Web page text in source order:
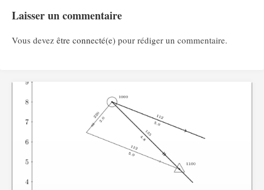
Laisser un commentaire
Vous devez être connecté(e) pour rédiger un commentaire.